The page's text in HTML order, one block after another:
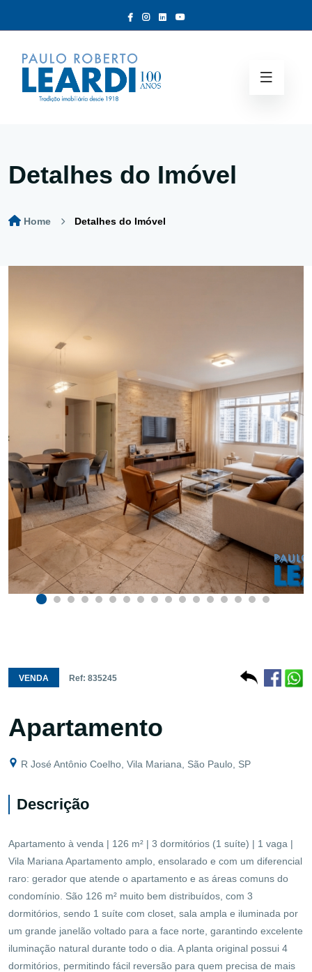
Detalhes do Imóvel
Home Detalhes do Imóvel
VENDA Ref: 835245
Apartamento
R José Antônio Coelho, Vila Mariana, São Paulo, SP
Descrição
Apartamento à venda | 126 m² | 3 dormitórios (1 suíte) | 1 vaga |
Vila Mariana Apartamento amplo, ensolarado e com um diferencial
raro: gerador que atende o apartamento e as áreas comuns do
condomínio. São 126 m² muito bem distribuídos, com 3
dormitórios, sendo 1 suíte com closet, sala ampla e iluminada por
um grande janelão voltado para a face norte, garantindo excelente
iluminação natural durante todo o dia. A planta original possui 4
dormitórios, permitindo fácil reversão para quem precisa de mais